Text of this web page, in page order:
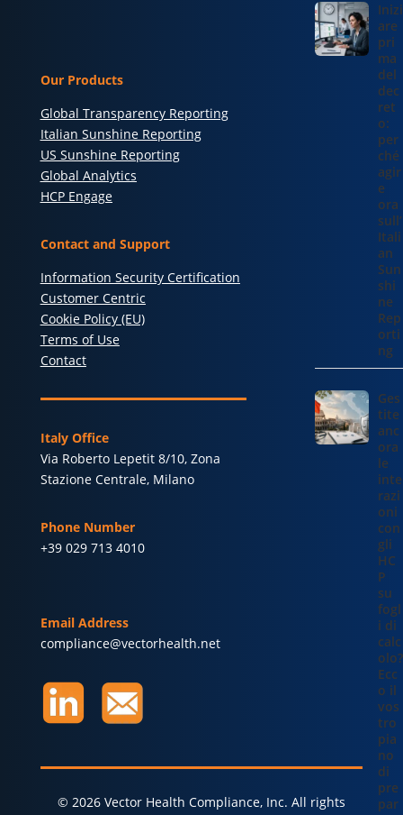
Inizi
are
pri
ma
del
dec
ret
o:
per
ché
agir
e
ora
sull’
Itali
an
Sun
shi
ne
Rep
orti
ng
Ges
tite
anc
ora
le
inte
razi
oni
con
gli
HC
P
su
fogl
i di
calc
olo?
Ecc
o il
vos
tro
pia
no
di
pre
par
Our Products
Global Transparency Reporting
Italian Sunshine Reporting
US Sunshine Reporting
Global Analytics
HCP Engage
Contact and Support
Information Security Certification
Customer Centric
Cookie Policy (EU)
Terms of Use
Contact
Italy Office
Via Roberto Lepetit 8/10, Zona
Stazione Centrale, Milano
Phone Number
+39 029 713 4010
Email Address
compliance@vectorhealth.net
© 2026 Vector Health Compliance, Inc. All rights